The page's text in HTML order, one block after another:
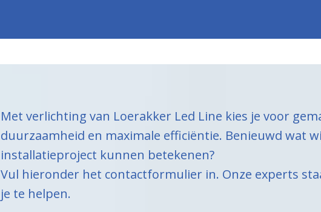
Met verlichting van Loerakker Led Line kies je voor
duurzaamheid en maximale efficiëntie. Benieuwd wat
installatieproject kunnen betekenen?
Vul hieronder het contactformulier in. Onze experts
je te helpen.